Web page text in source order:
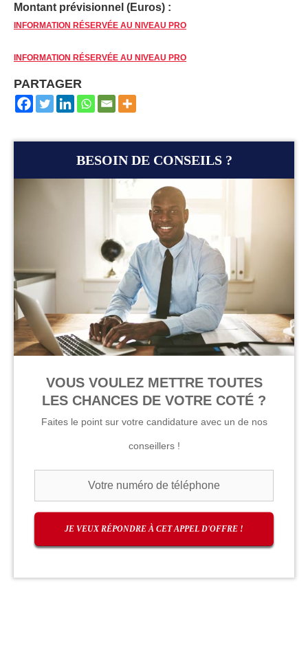
Montant prévisionnel (Euros) :
INFORMATION RÉSERVÉE AU NIVEAU PRO
INFORMATION RÉSERVÉE AU NIVEAU PRO
PARTAGER
BESOIN DE CONSEILS ?
VOUS VOULEZ METTRE TOUTES
LES CHANCES DE VOTRE COTÉ ?
Faites le point sur votre candidature avec un de nos
conseillers !